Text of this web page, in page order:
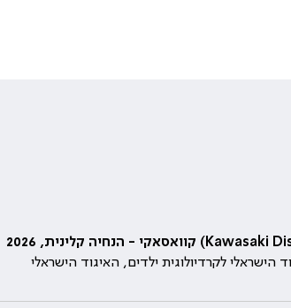
הישראלי לקרדיולוגית ילדים, האיגוד הישראלי